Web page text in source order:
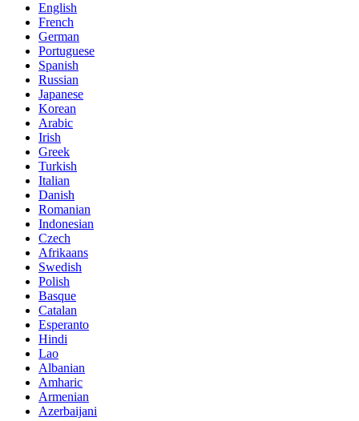
English
French
German
Portuguese
Spanish
Russian
Japanese
Korean
Arabic
Irish
Greek
Turkish
Italian
Danish
Romanian
Indonesian
Czech
Afrikaans
Swedish
Polish
Basque
Catalan
Esperanto
Hindi
Lao
Albanian
Amharic
Armenian
Azerbaijani